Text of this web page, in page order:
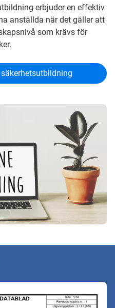
erbjuder en effektiv
anställda när det gäller att
som krävs för